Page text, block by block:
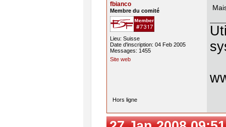
fbianco
Membre du comité
Lieu: Suisse
Date d'inscription: 04 Feb 2005
Messages: 1455
Site web
Hors ligne